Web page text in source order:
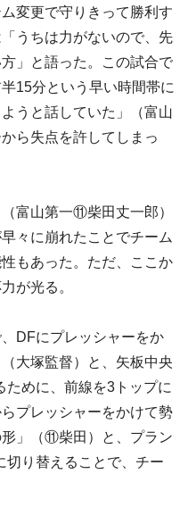
変更で守りきって勝利す
うちは力がないので、先
」と語った。この試合で
15分という早い時間帯に
うと話していた」（富山
ら失点を許してしまっ
富山第一⑪柴田丈一郎）
々に崩れたことでチーム
もあった。ただ、ここか
が光る。
DFにプレッシャーをか
大塚監督）と、矢板中央
ために、前線を3トップに
プレッシャーをかけて勢
」（⑪柴田）と、プラン
切り替えることで、チー